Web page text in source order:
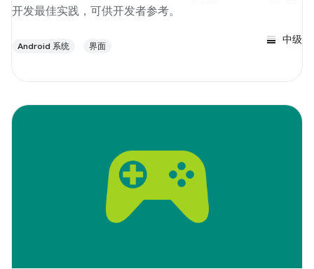
开发最佳实践，可供开发者参考。
Android 系统 界面
中级